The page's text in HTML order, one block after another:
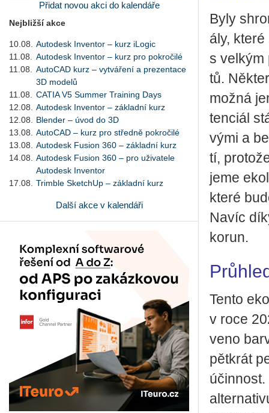
Přidat novou akci do kalendáře
Nejbližší akce
10.08.
Autodesk Inventor – kurz iLogic
11.08.
Autodesk Inventor – kurz pro pokročilé
11.08.
AutoCAD kurz – vytváření a prezentace
3D modelů
11.08.
CATIA V5 Summer Training Days
12.08.
Autodesk Inventor – základní kurz
12.08.
Blender – úvod do 3D
13.08.
AutoCAD – kurz pro středně pokročilé
13.08.
Autodesk Fusion 360 – základní kurz
14.08.
Autodesk Fusion 360 – pro uživatele
Autodesk Inventor
17.08.
Trimble SketchUp – základní kurz
Další akce v kalendáři
Byly
á­ly,
s vel­kým
tů.
možná
ten­ci­ál
vý­mi a
tí,
je­me
které
Navíc
korun.
Tento
v roce
ve­no
pět­krát